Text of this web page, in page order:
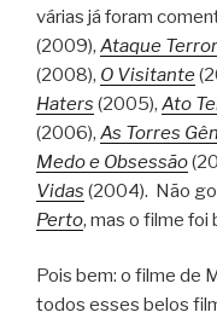
várias já foram
(2009), Ataque
(2008), O Visitante
Haters (2005), Ato
(2006), As Torres
Medo e Obsessão
Vidas (2004). Não
Perto, mas o filme foi
Pois bem: o filme de
todos esses belos